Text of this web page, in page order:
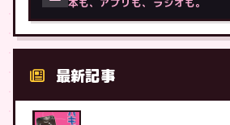
本も、アプリも、ラジオも。
最新記事